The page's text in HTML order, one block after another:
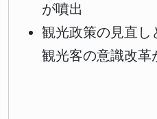
が噴出
観光政策の見直し
観光客の意識改革